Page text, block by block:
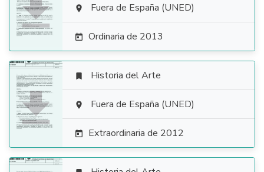
  Fuera de España (UNED)
 Ordinaria de 2013

 Historia del Arte
 Fuera de España (UNED)
 Extraordinaria de 2012